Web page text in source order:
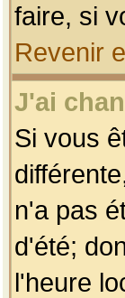
faire, si
Revenir
J'ai
Si vous
n'a pas
d'été;
l'heure